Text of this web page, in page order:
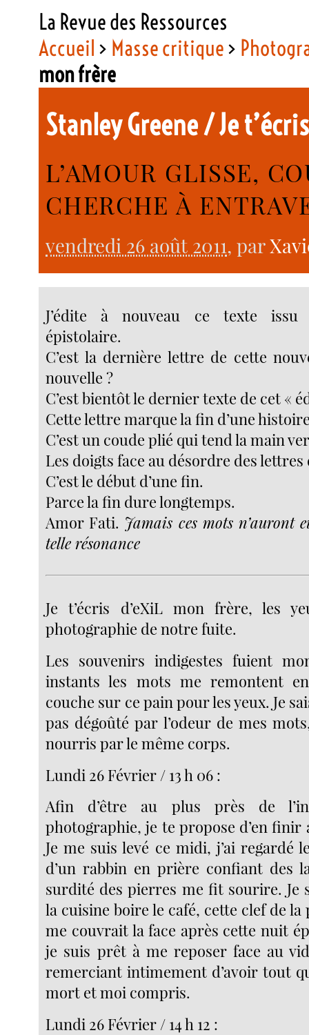
La Revue des Ressources
Accueil > Masse critique>
mon frère
Stanley Greene / Je
L’AMOUR GLISSE,
CHERCHE À
vendredi 26 août 2011, par
J’édite à nouveau ce texte issu
épistolaire.
C’est la dernière lettre de cette
nouvelle ?
C’est bientôt le dernier texte de cet «
Cette lettre marque la fin d’une
C’est un coude plié qui tend la main
Les doigts face au désordre des
C’est le début d’une fin.
Parce la fin dure longtemps.
Amor Fati. Jamais ces mots n’auront
telle résonance
Je t’écris d’eXiL mon frère, les
photographie de notre fuite.
Les souvenirs indigestes fuient
instants les mots me remontent
couche sur ce pain pour les yeux. Je
pas dégoûté par l’odeur de mes
nourris par le même corps.
Lundi 26 Février / 13 h 06 :
Afin d’être au plus près de
photographie, je te propose d’en finir
Je me suis levé ce midi, j’ai regardé
d’un rabbin en prière confiant des
surdité des pierres me fit sourire. Je
la cuisine boire le café, cette clef de
me couvrait la face après cette nuit
je suis prêt à me reposer face au
remerciant intimement d’avoir tout
mort et moi compris.
Lundi 26 Février / 14 h 12 :